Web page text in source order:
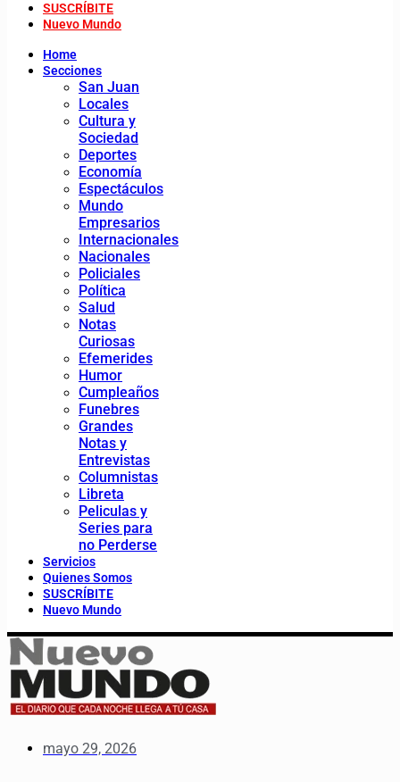
SUSCRÍBITE
Nuevo Mundo
Home
Secciones
San Juan
Locales
Cultura y
Sociedad
Deportes
Economía
Espectáculos
Mundo
Empresarios
Internacionales
Nacionales
Policiales
Política
Salud
Notas
Curiosas
Efemerides
Humor
Cumpleaños
Funebres
Grandes
Notas y
Entrevistas
Columnistas
Libreta
Peliculas y
Series para
no Perderse
Servicios
Quienes Somos
SUSCRÍBITE
Nuevo Mundo
mayo 29, 2026